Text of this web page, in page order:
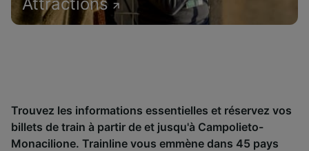
Trouvez les informations essentielles et réservez vos
billets de train à partir de et jusqu'à Campolieto-
Monacilione. Trainline vous emmène dans 45 pays